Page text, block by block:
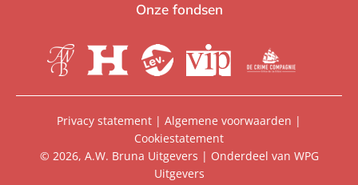
Heartbeat
Aanbiedingsbrochures
Voor de boekhandels
Manuscripten
Onze fondsen
Privacy statement | Algemene voorwaarden |
Cookiestatement
© 2026, A.W. Bruna Uitgevers | Onderdeel van WPG
Uitgevers